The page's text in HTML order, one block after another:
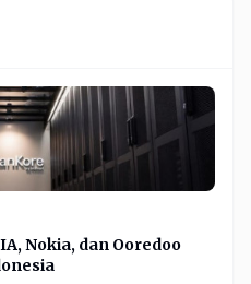
Nokia, dan Ooredoo